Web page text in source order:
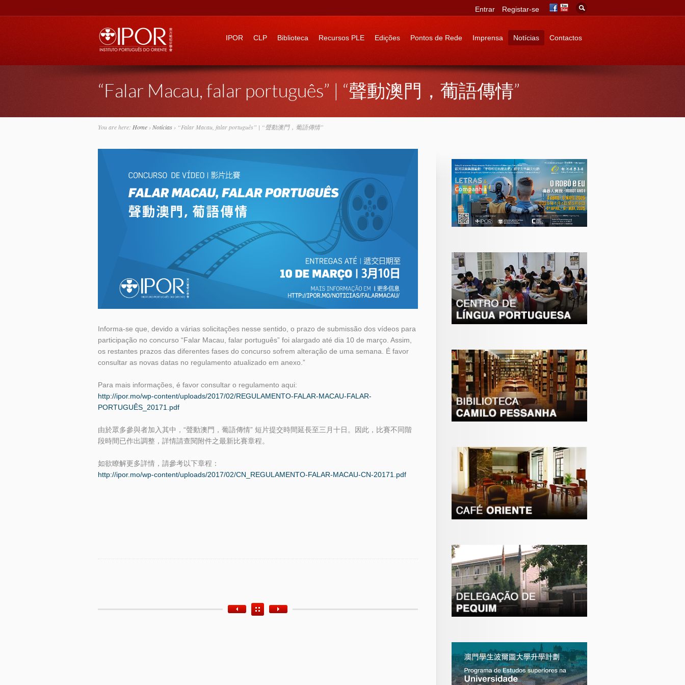
Go to:
IPOR CLP Biblioteca Recursos PLE Edições Pontos de Rede Imprensa Notícias Contactos
Entrar Registar-se
“Falar Macau, falar português” | “聲動澳門，葡語傳情”
You are here: Home › Notícias › “Falar Macau, falar português” | “聲動澳門，葡語傳情”
Informa-se que, devido a várias solicitações nesse sentido, o prazo de submissão dos vídeos para
participação no concurso “Falar Macau, falar português” foi alargado até dia 10 de março. Assim,
os restantes prazos das diferentes fases do concurso sofrem alteração de uma semana. É favor
consultar as novas datas no regulamento atualizado em anexo.”
Para mais informações, é favor consultar o regulamento aqui:
http://ipor.mo/wp-content/uploads/2017/02/REGULAMENTO-FALAR-MACAU-FALAR-
PORTUGUÊS_20171.pdf
由於眾多參與者加入其中，“聲動澳門，葡語傳情” 短片提交時間延長至三月十日。因此，比賽不同階
段時間已作出調整，詳情請查閱附件之最新比賽章程。
如欲瞭解更多詳情，請參考以下章程：
http://ipor.mo/wp-content/uploads/2017/02/CN_REGULAMENTO-FALAR-MACAU-CN-20171.pdf